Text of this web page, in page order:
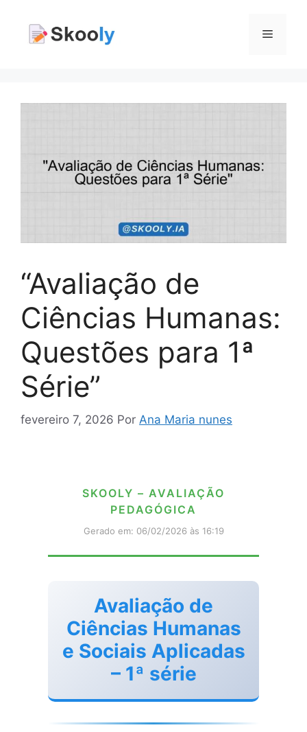
Menu
“Avaliação de
Ciências Humanas:
Questões para 1ª
Série”
fevereiro 7, 2026 Por Ana Maria nunes
SKOOLY – AVALIAÇÃO
PEDAGÓGICA
Gerado em: 06/02/2026 às 16:19
Avaliação de
Ciências Humanas
e Sociais Aplicadas
– 1ª série